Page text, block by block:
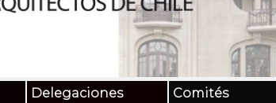
Delegaciones Comités